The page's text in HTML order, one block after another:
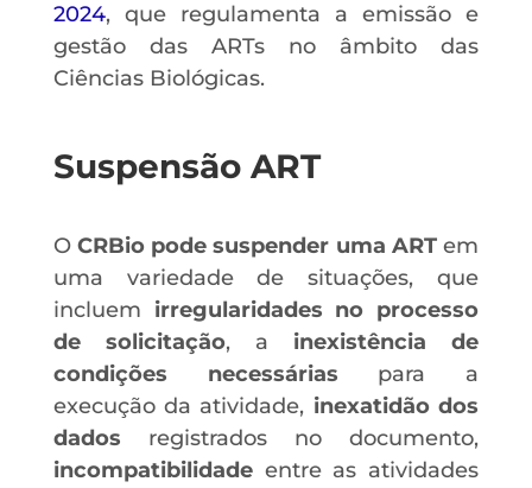
2024, que regulamenta a emissão e
gestão das ARTs no âmbito das
Ciências Biológicas.
Suspensão ART
OCRBio pode suspender uma ARTem
uma variedade de situações, que
incluem irregularidades no processo
de solicitação, a inexistência de
condições necessárias para a
execução da atividade, inexatidão dos
dados registrados no documento,
incompatibilidadeentre as atividades